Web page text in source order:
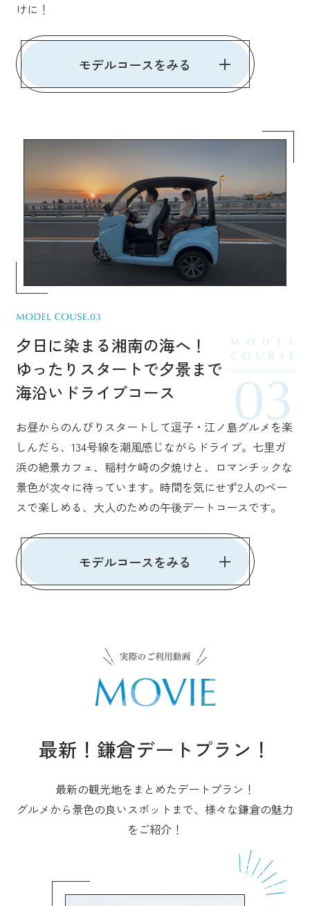
けに！
モデルコースをみる
夕日に染まる湘南の海へ！
ゆったりスタートで夕景まで
海沿いドライブコース
お昼からのんびりスタートして逗子・江ノ島グルメを楽
しんだら、134号線を潮風感じながらドライブ。七里ガ
浜の絶景カフェ、稲村ケ崎の夕焼けと、ロマンチックな
景色が次々に待っています。時間を気にせず2人のペー
スで楽しめる、大人のための午後デートコースです。
モデルコースをみる
最新！鎌倉デートプラン！
最新の観光地をまとめたデートプラン！
グルメから景色の良いスポットまで、様々な鎌倉の魅力
をご紹介！